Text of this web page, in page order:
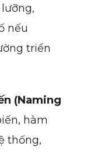
nếu
triển
(Naming
hàm
thống,